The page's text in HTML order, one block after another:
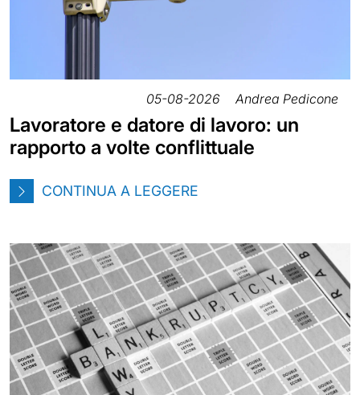
05-08-2026 Andrea Pedicone
Lavoratore e datore di lavoro: un
rapporto a volte conflittuale
CONTINUA A LEGGERE